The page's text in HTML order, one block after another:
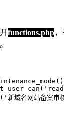
functions.php
新域名网站备案